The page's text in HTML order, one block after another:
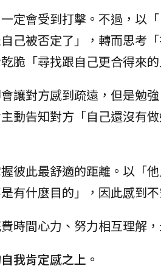
定會受到打擊。不過，以
己被否定了」，轉而思考
脆「尋找跟自己更合得來
讓對方感到疏遠，但是勉
動告知對方「自己還沒有
彼此最舒適的距離。以「
有什麼目的」，因此感到
時間心力、努力相互理解
我肯定感之上。